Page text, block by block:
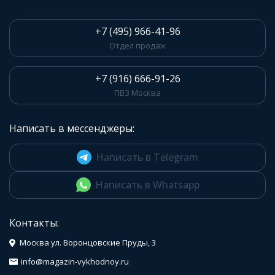
+7 (495) 966-41-96
Отдел продаж
+7 (916) 666-91-26
ПВЗ Москва
Написать в мессенджеры:
Написать в Telegram
Написать в Whatsapp
Контакты:
Москва ул. Воронцовские Пруды, 3
info@magazin-vykhodnoy.ru